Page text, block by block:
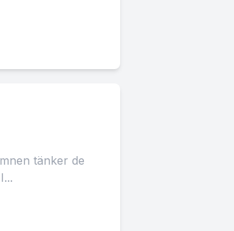
tänker de